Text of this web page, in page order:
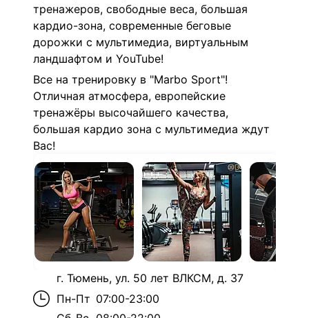
тренажеров, свободные веса, большая
кардио-зона, современные беговые
дорожки с мультимедиа, виртуальным
ландшафтом и YouTube!
Все на тренировку в "Marbo Sport"!
Отличная атмосфера, европейские
тренажёры высочайшего качества,
большая кардио зона с мультимедиа ждут
Вас!
г. Тюмень, ул. 50 лет ВЛКСМ, д. 37
Пн-Пт 07:00-23:00